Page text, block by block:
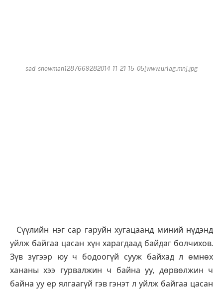
sad-snowman1287669282014-11-21-15-05[www.urlag.mn].jpg
Сүүлийн нэг сар гаруйн хугацаанд миний нүдэнд
уйлж байгаа цасан хүн харагдаад байдаг болчихов.
Зүв зүгээр юу ч бодоогүй сууж байхад л өмнөх
хананы хээ гурвалжин ч байна уу, дөрвөлжин ч
байна уу ер ялгаагүй гэв гэнэт л уйлж байгаа цасан